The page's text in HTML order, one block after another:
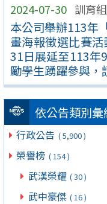
2024-07-30 訓育組
本公司舉辦113年
畫海報徵選比賽
31日展延至113年
勵學生踴躍參與，
依公告類別彙
行政公告 ( 5,900 )
榮譽榜 ( 154 )
武漢榮耀 ( 30 )
武中豪傑 ( 16 )